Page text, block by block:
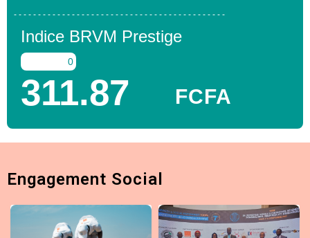
- - - - - - - - - - - - - - - - - - - - - - - - - - - - - - - - - - - - - - - - - - - -
Indice BRVM Prestige
0
311.87 FCFA
Engagement Social